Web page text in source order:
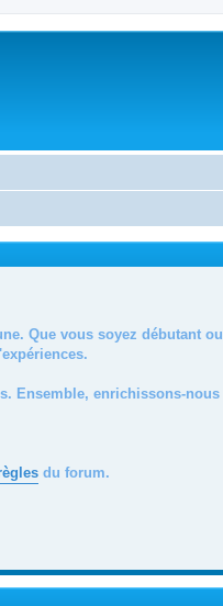
Que vous soyez débutant ou
Ensemble, enrichissons-nous
du forum.